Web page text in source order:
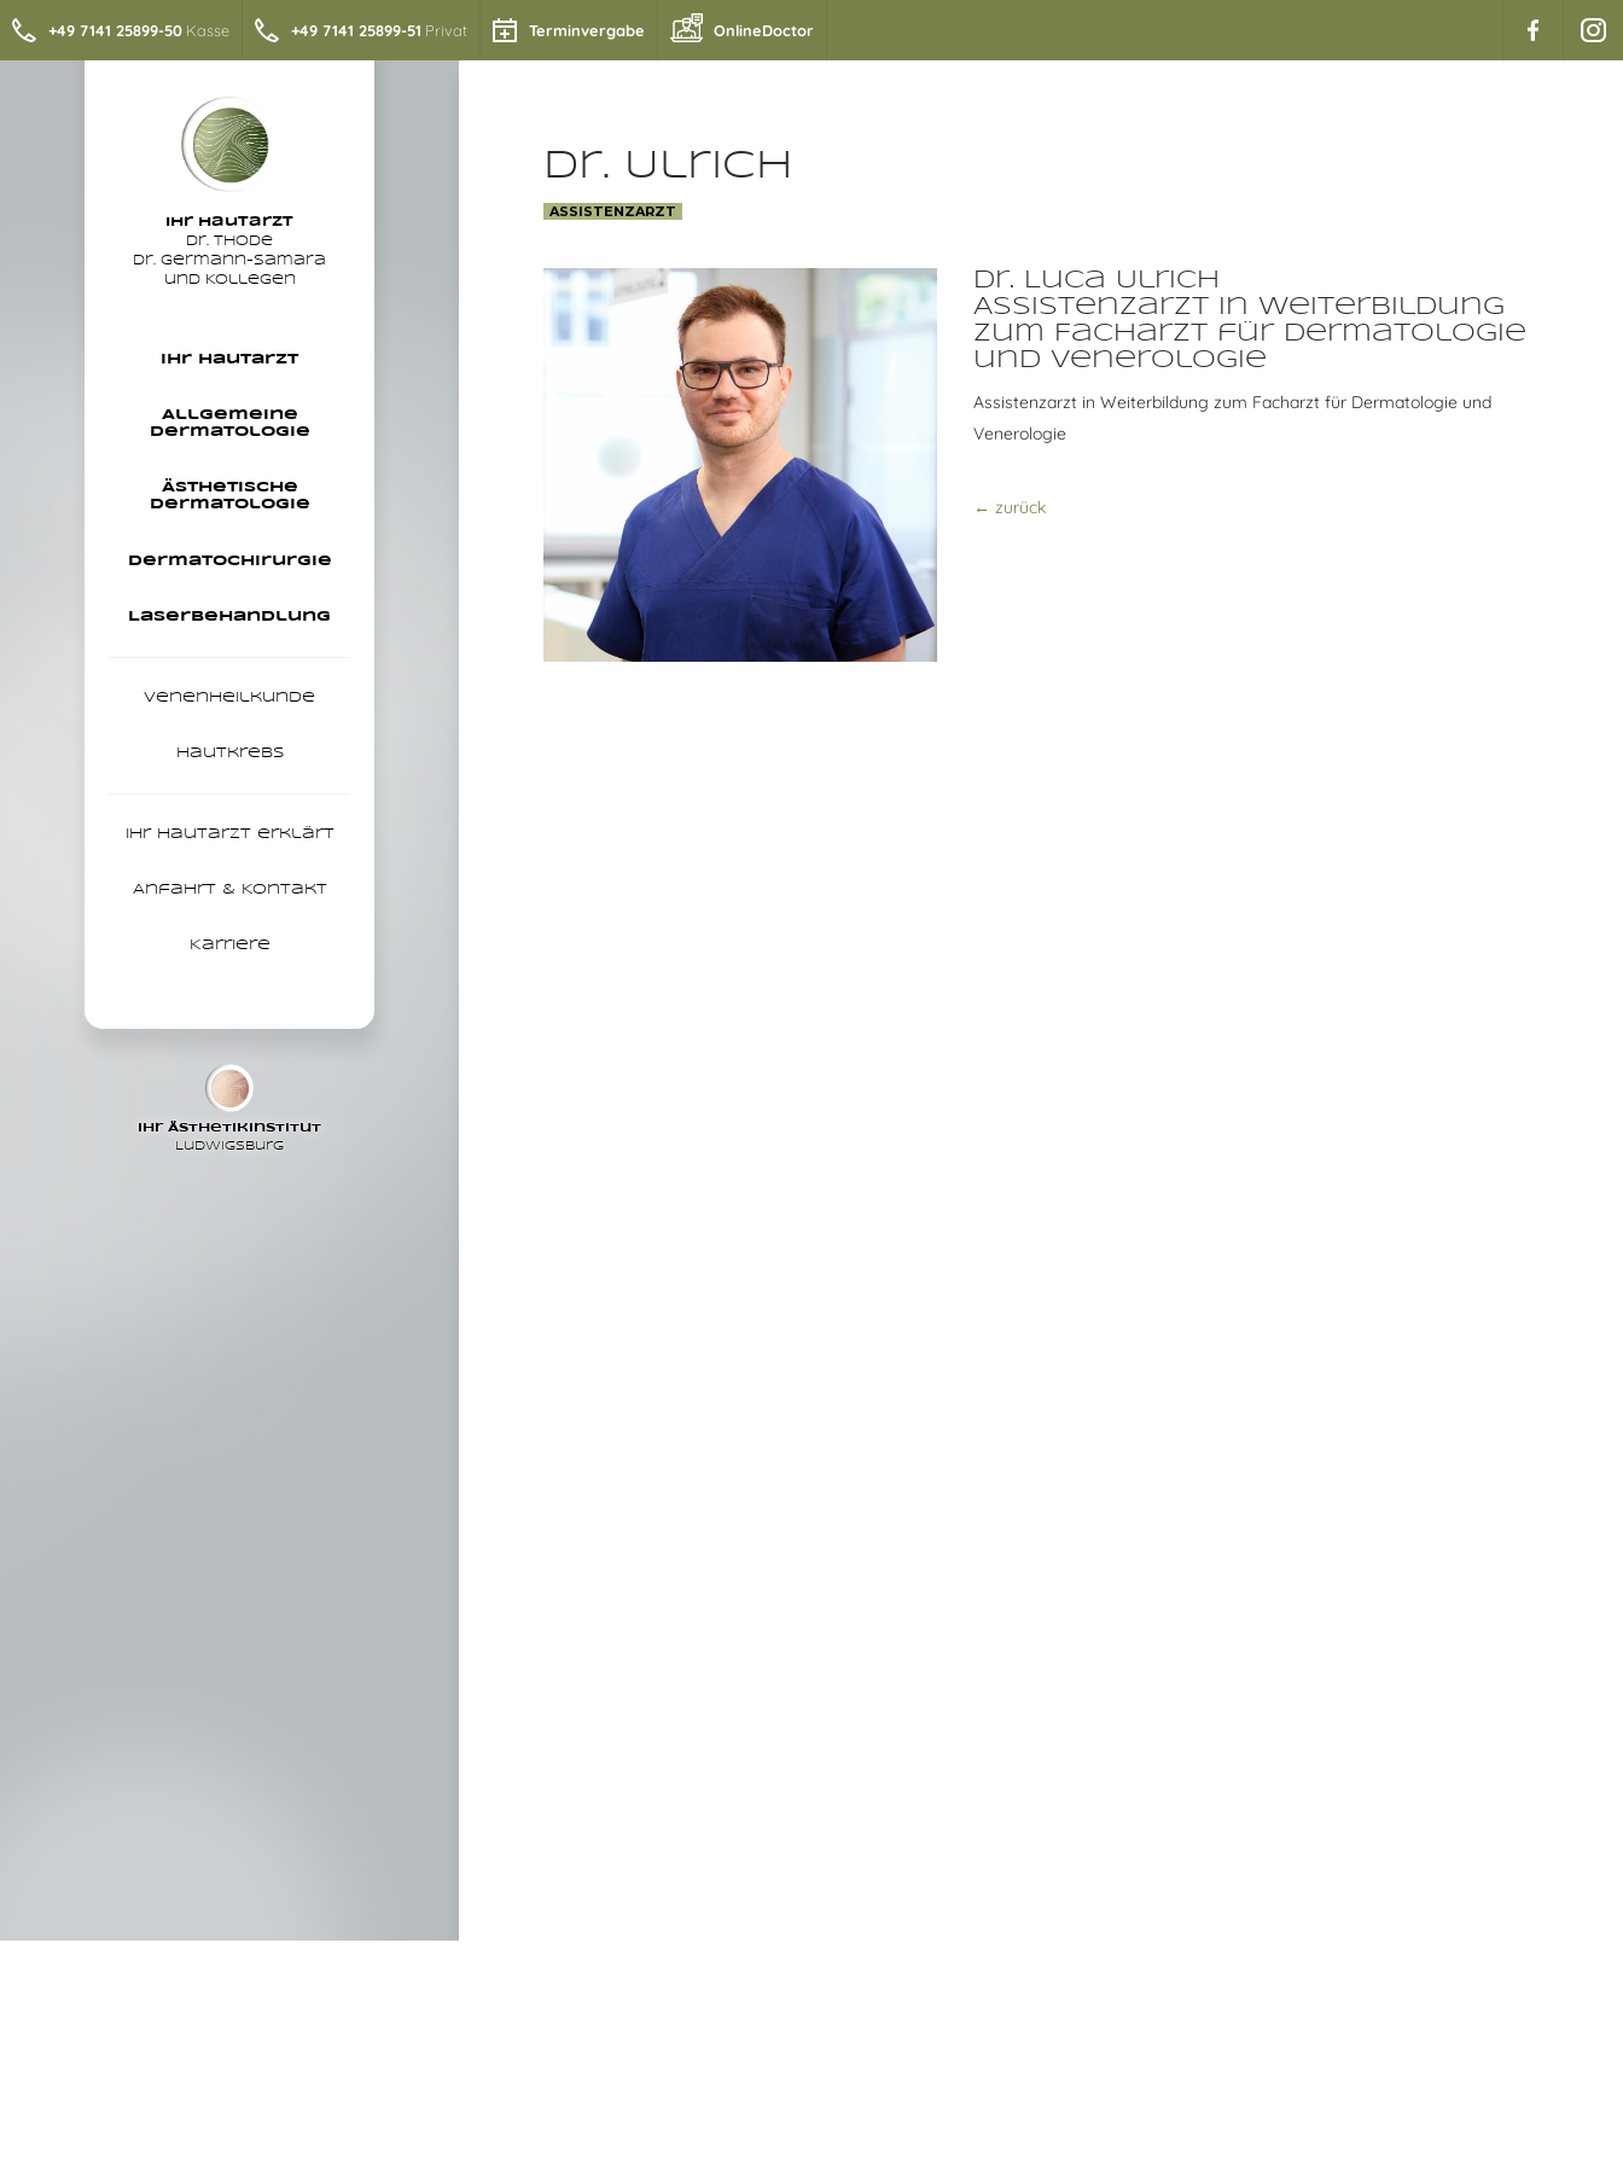
+49 7141 25899-50 Kasse +49 7141 25899-51 Privat Terminvergabe OnlineDoctor
Ihr
Hautarzt
Dr. Thode
Dr. Germann-Samara
und Kollegen
Ihr Hautarzt
Allgemeine
Dermatologie
Ästhetische
Dermatologie
Dermatochirurgie
Laser­behandlung
Venen­heilkunde
Hautkrebs
Ihr Hautarzt erklärt
Anfahrt & Kontakt
Karriere
Ihr Ästhetikinstitut
Ludwigsburg
Dr. Ulrich
ASSISTENZARZT
Dr. Luca Ulrich
Assistenzarzt in Weiterbildung
zum Facharzt für Dermatologie
und Venerologie
Assistenzarzt in Weiterbildung zum Facharzt für Dermatologie und
Venerologie
← zurück